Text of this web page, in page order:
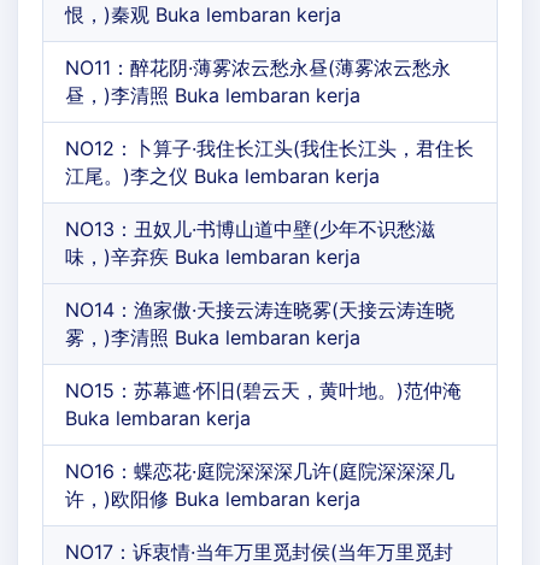
恨，)秦观 Buka lembaran kerja
NO11：醉花阴·薄雾浓云愁永昼(薄雾浓云愁永
昼，)李清照 Buka lembaran kerja
NO12：卜算子·我住长江头(我住长江头，君住长
江尾。)李之仪 Buka lembaran kerja
NO13：丑奴儿·书博山道中壁(少年不识愁滋
味，)辛弃疾 Buka lembaran kerja
NO14：渔家傲·天接云涛连晓雾(天接云涛连晓
雾，)李清照 Buka lembaran kerja
NO15：苏幕遮·怀旧(碧云天，黄叶地。)范仲淹
Buka lembaran kerja
NO16：蝶恋花·庭院深深深几许(庭院深深深几
许，)欧阳修 Buka lembaran kerja
NO17：诉衷情·当年万里觅封侯(当年万里觅封